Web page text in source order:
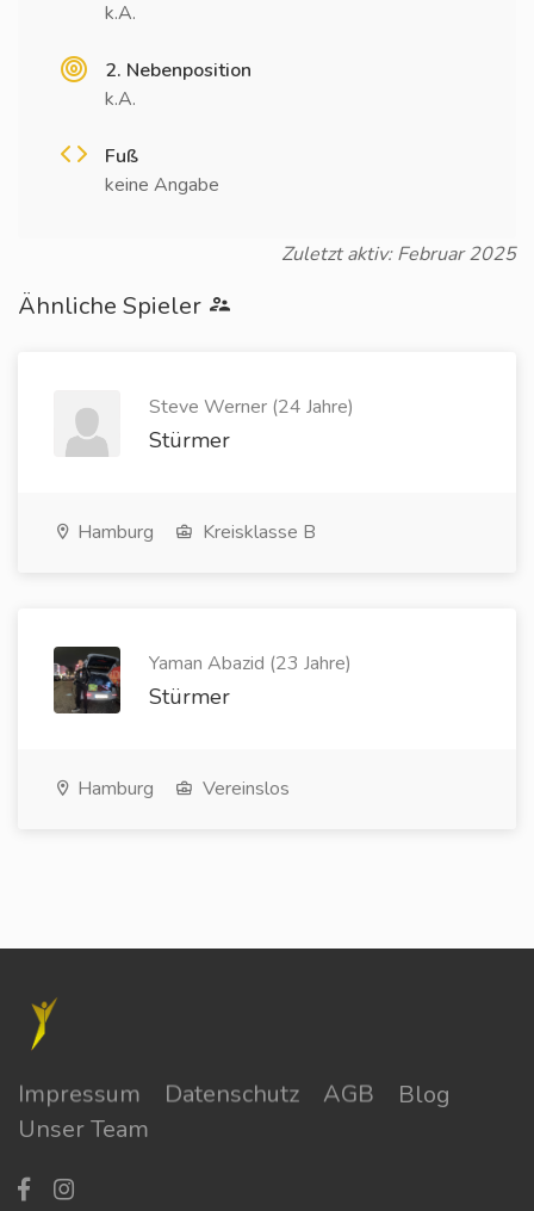
k.A.
2. Nebenposition
k.A.
Fuß
keine Angabe
Zuletzt aktiv: Februar 2025
Ähnliche Spieler
Steve Werner (24 Jahre)
Stürmer
Hamburg Kreisklasse B
Yaman Abazid (23 Jahre)
Stürmer
Hamburg Vereinslos
Impressum Datenschutz AGB
Blog
Unser Team